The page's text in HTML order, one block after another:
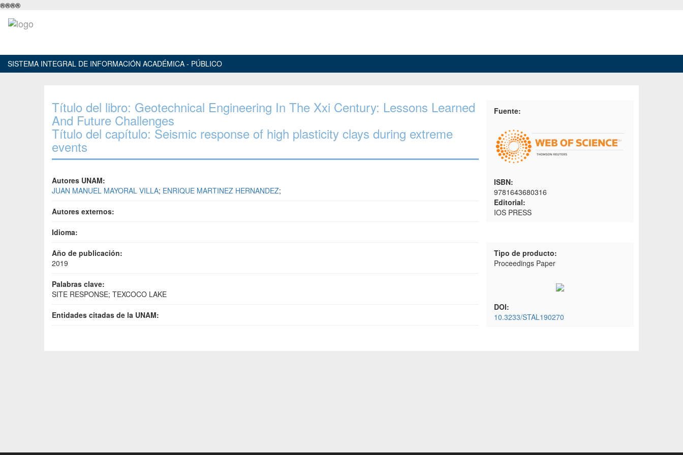
®®®®
SISTEMA INTEGRAL DE INFORMACIÓN ACADÉMICA - PÚBLICO
Título del libro: Geotechnical Engineering In The Xxi Century: Lessons Learned
And Future Challenges
Título del capítulo: Seismic response of high plasticity clays during extreme
events
Autores UNAM:
JUAN MANUEL MAYORAL VILLA; ENRIQUE MARTINEZ HERNANDEZ;
Autores externos:
Idioma:
Año de publicación:
2019
Palabras clave:
SITE RESPONSE; TEXCOCO LAKE
Entidades citadas de la UNAM:
Fuente:
ISBN:
9781643680316
Editorial:
IOS PRESS
Tipo de producto:
Proceedings Paper
DOI:
10.3233/STAL190270